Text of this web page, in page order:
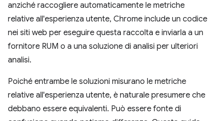
anziché raccogliere automaticamente le metriche
relative all'esperienza utente, Chrome include un codice
nei siti web per eseguire questa raccolta e inviarla a un
fornitore RUM o a una soluzione di analisi per ulteriori
analisi.
Poiché entrambe le soluzioni misurano le metriche
relative all'esperienza utente, è naturale presumere che
debbano essere equivalenti. Può essere fonte di